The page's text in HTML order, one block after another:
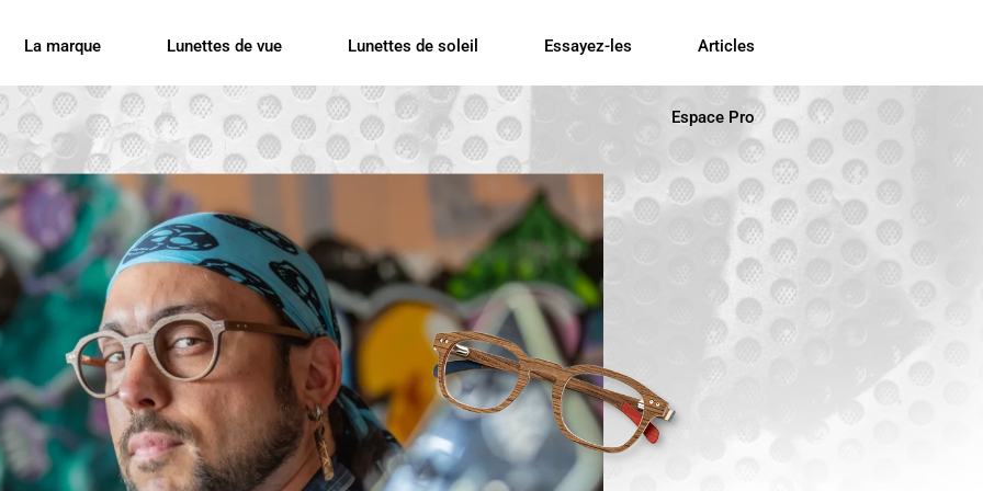
La marque Lunettes de vue Lunettes de soleil Essayez-les Articles
Espace Pro